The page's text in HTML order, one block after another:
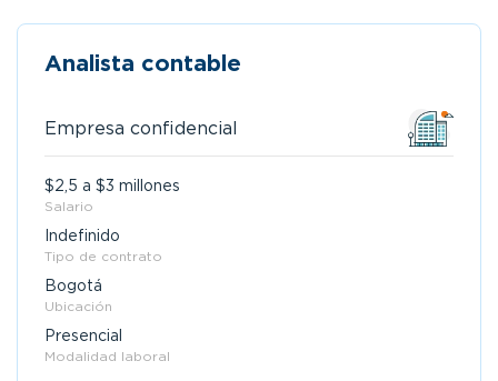
Analista contable
Empresa confidencial
$2,5 a $3 millones
Salario
Indefinido
Tipo de contrato
Bogotá
Ubicación
Presencial
Modalidad laboral